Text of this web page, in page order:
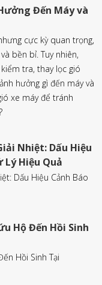
Đến Máy và
cực kỳ quan trọng,
bền bỉ. Tuy nhiên,
tra, thay lọc gió
hưởng gì đến máy và
xe máy để tránh
Nhiệt: Dấu Hiệu
Lý Hiệu Quả
Dấu Hiệu Cảnh Báo
Hộ Đến Hồi Sinh
Hồi Sinh Tại